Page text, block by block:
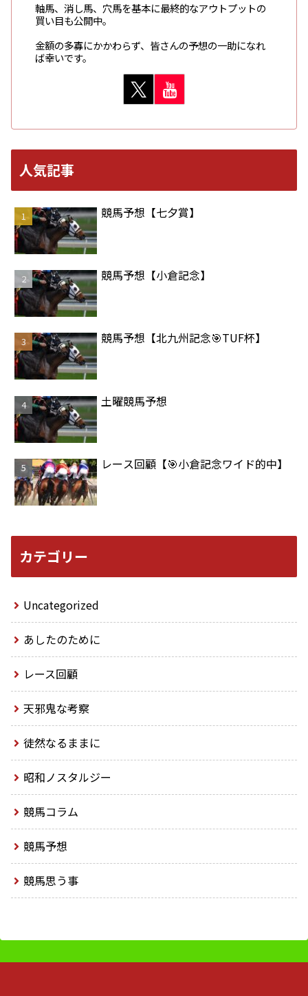
軸馬、消し馬、穴馬を基本に最終的なアウトプットの
買い目も公開中。
金額の多寡にかかわらず、皆さんの予想の一助になれ
ば幸いです。
人気記事
競馬予想【七夕賞】
競馬予想【小倉記念】
競馬予想【北九州記念🎯TUF杯】
土曜競馬予想
レース回顧【🎯小倉記念ワイド的中】
カテゴリー
Uncategorized
あしたのために
レース回顧
天邪鬼な考察
徒然なるままに
昭和ノスタルジー
競馬コラム
競馬予想
競馬思う事